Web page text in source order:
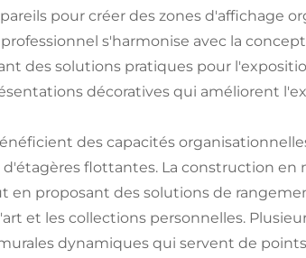
pour créer des zones d'affichage
s'harmonise avec la
des solutions pratiques pour
décoratives qui améliorent
des capacités
flottantes. La construction en
proposant des solutions de
et les collections personnelles.
dynamiques qui servent de